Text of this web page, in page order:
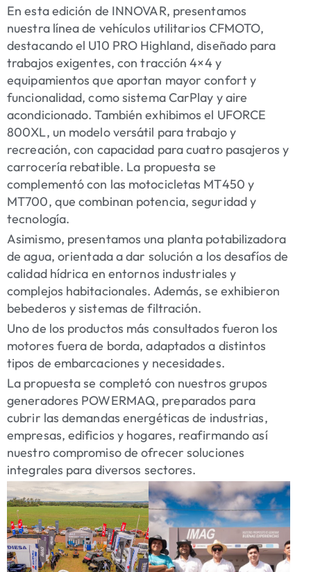
En esta edición de INNOVAR, presentamos
nuestra línea de vehículos utilitarios CFMOTO,
destacando el U10 PRO Highland, diseñado para
trabajos exigentes, con tracción 4×4 y
equipamientos que aportan mayor confort y
funcionalidad, como sistema CarPlay y aire
acondicionado. También exhibimos el UFORCE
800XL, un modelo versátil para trabajo y
recreación, con capacidad para cuatro pasajeros y
carrocería rebatible. La propuesta se
complementó con las motocicletas MT450 y
MT700, que combinan potencia, seguridad y
tecnología.
Asimismo, presentamos una planta potabilizadora
de agua, orientada a dar solución a los desafíos de
calidad hídrica en entornos industriales y
complejos habitacionales. Además, se exhibieron
bebederos y sistemas de filtración.
Uno de los productos más consultados fueron los
motores fuera de borda, adaptados a distintos
tipos de embarcaciones y necesidades.
La propuesta se completó con nuestros grupos
generadores POWERMAQ, preparados para
cubrir las demandas energéticas de industrias,
empresas, edificios y hogares, reafirmando así
nuestro compromiso de ofrecer soluciones
integrales para diversos sectores.